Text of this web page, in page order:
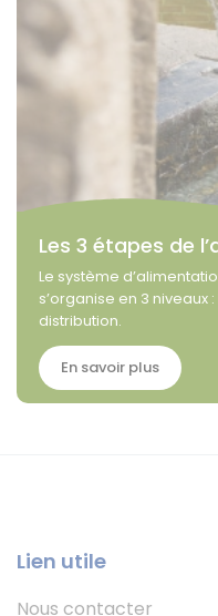
Les 3 étapes de
Le système
s’organise en 3
distribution.
En savoir plus
Lien utile
Nous contacter